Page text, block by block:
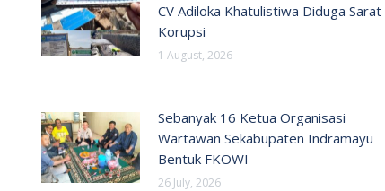
CV Adiloka Khatulistiwa Diduga Sarat
Korupsi
1 August, 2026
Sebanyak 16 Ketua Organisasi
Wartawan Sekabupaten Indramayu
Bentuk FKOWI
26 July, 2026